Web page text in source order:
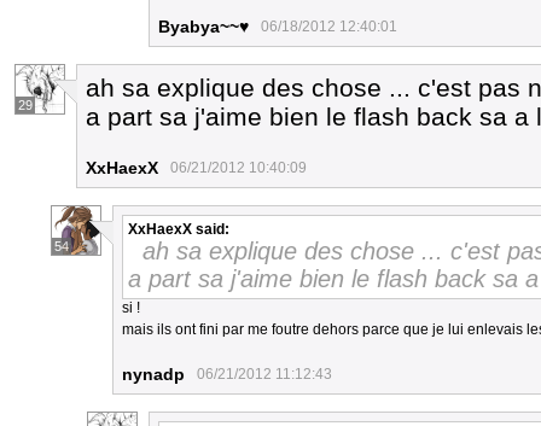
Byabya~~♥ 06/18/2012 12:40:01
29
ah sa explique des chose ... c'est pas
a part sa j'aime bien le flash back sa a
XxHaexX 06/21/2012 10:40:09
54
XxHaexX said:
ah sa explique des chose ... c'est
a part sa j'aime bien le flash back sa
si !
mais ils ont fini par me foutre dehors parce que je lui enlevais
nynadp 06/21/2012 11:12:43